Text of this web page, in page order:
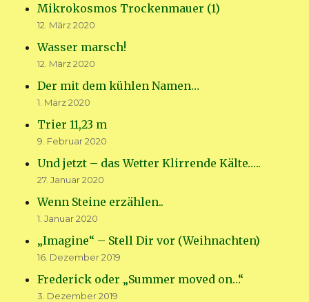
Mikrokosmos Trockenmauer (1)
12. März 2020
Wasser marsch!
12. März 2020
Der mit dem kühlen Namen…
1. März 2020
Trier 11,23 m
9. Februar 2020
Und jetzt – das Wetter Klirrende Kälte…..
27. Januar 2020
Wenn Steine erzählen..
1. Januar 2020
„Imagine“ – Stell Dir vor (Weihnachten)
16. Dezember 2019
Frederick oder „Summer moved on…“
3. Dezember 2019